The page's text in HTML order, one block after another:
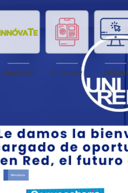
InnóvaTe v-Library OnLine